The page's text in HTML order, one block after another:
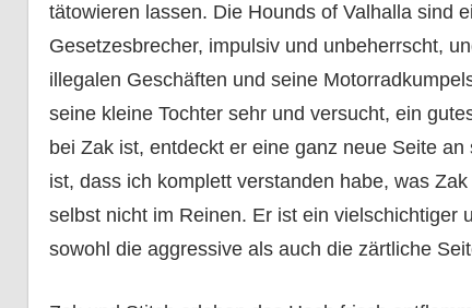
tätowieren lassen. Die Hounds of Valhalla sind
Gesetzesbrecher, impulsiv und unbeherrscht,
illegalen Geschäften und seine
seine kleine Tochter sehr und versucht, ein
bei Zak ist, entdeckt er eine ganz neue Seite
ist, dass ich komplett verstanden habe, was
selbst nicht im Reinen. Er ist ein vielschichtiger
sowohl die aggressive als auch die zärtliche